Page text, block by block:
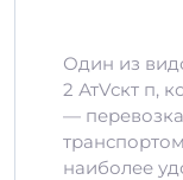
Один из
2 АтVскт п,
—
наиболее